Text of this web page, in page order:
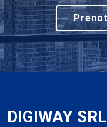
DIGIWAY SRL